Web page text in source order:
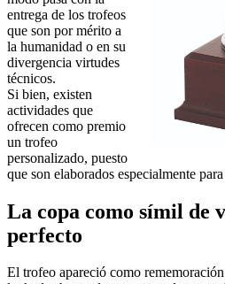
entrega de los trofeos
que son por mérito a
la humanidad o en su
divergencia virtudes
técnicos.
Si bien, existen
actividades que
ofrecen como premio
un trofeo
personalizado, puesto
que son elaborados especialmente
La copa como símil de
perfecto
El trofeo apareció como